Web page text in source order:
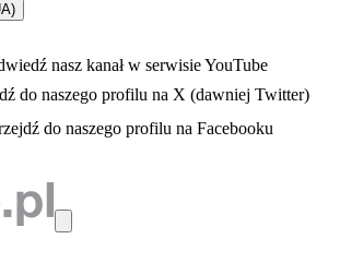
- otwiera się w nowej karcie
nasz kanał w serwisie YouTube
w nowej karcie
do naszego profilu na X (dawniej Twitter)
- otwiera się w nowej karcie
do naszego profilu na Facebooku